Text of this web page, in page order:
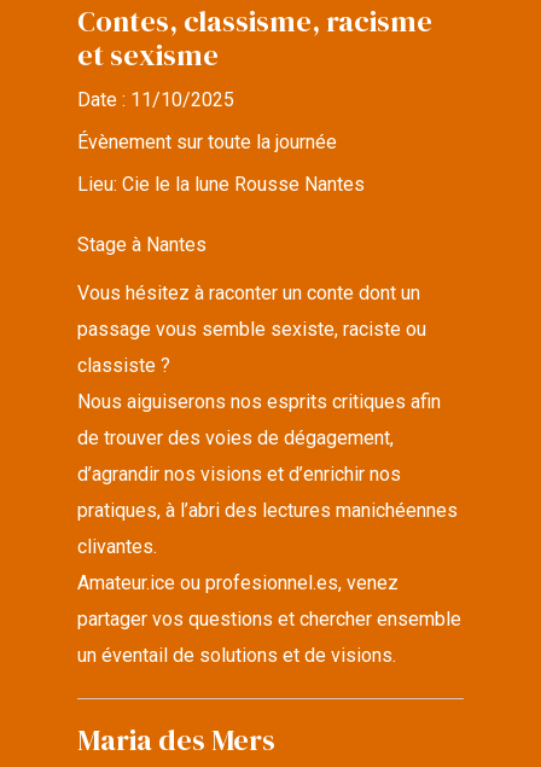
Contes, classisme, racisme
et sexisme
Date : 11/10/2025
Évènement sur toute la journée
Lieu:Cie le la lune Rousse Nantes
Stage à Nantes
Vous hésitez à raconter un conte dont un
passage vous semble sexiste, raciste ou
classiste ?
Nous aiguiserons nos esprits critiques afin
de trouver des voies de dégagement,
d’agrandir nos visions et d’enrichir nos
pratiques, à l’abri des lectures manichéennes
clivantes.
Amateur.ice ou profesionnel.es, venez
partager vos questions et chercher ensemble
un éventail de solutions et de visions.
Maria des Mers